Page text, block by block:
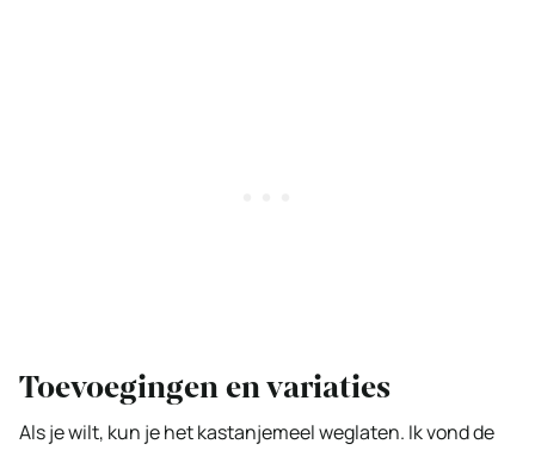
Toevoegingen en variaties
Als je wilt, kun je het kastanjemeel weglaten. Ik vond de